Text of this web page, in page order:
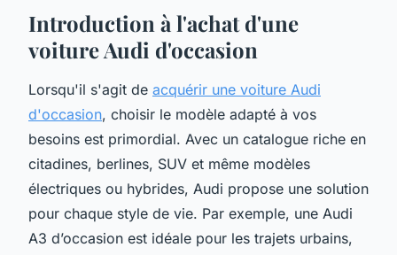
Introduction à l'achat d'une
voiture Audi d'occasion
Lorsqu'il s'agit de acquérir une voiture Audi
d'occasion, choisir le modèle adapté à vos
besoins est primordial. Avec un catalogue riche en
citadines, berlines, SUV et même modèles
électriques ou hybrides, Audi propose une solution
pour chaque style de vie. Par exemple, une Audi
A3 d’occasion est idéale pour les trajets urbains,